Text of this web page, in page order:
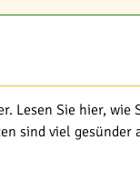
Lesen Sie hier, wie
sind viel gesünder